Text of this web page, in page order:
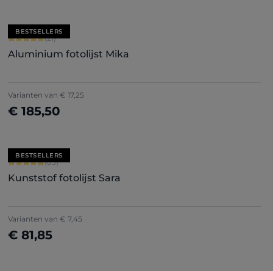
BESTSELLERS
Gemiddelde waardering van 5 van 5 sterren
(21)
Aluminium fotolijst Mika
Varianten van € 17,25
€ 185,50
Nu configureren
BESTSELLERS
Gemiddelde waardering van 4.71 van 5 sterren
(85)
Kunststof fotolijst Sara
Varianten van € 7,45
€ 81,85
Nu configureren